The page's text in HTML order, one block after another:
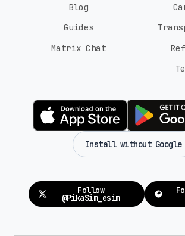
Blog
Guides
Matrix Chat
Install without Google
Follow
@PikaSim_esim